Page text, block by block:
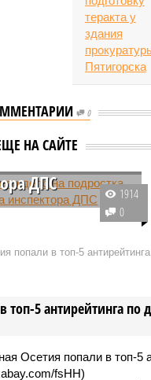
0
НА САЙТЕ
дело на
ДПС
Балкарии
уголовное дело в
обвиняемого в
1914
0
попали в топ-5
5 антирейтинга по